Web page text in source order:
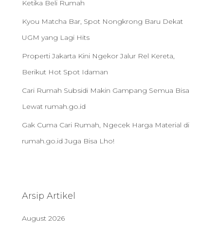
Ketika Beli Rumah
Kyou Matcha Bar, Spot Nongkrong Baru Dekat
UGM yang Lagi Hits
Properti Jakarta Kini Ngekor Jalur Rel Kereta,
Berikut Hot Spot Idaman
Cari Rumah Subsidi Makin Gampang Semua Bisa
Lewat rumah.go.id
Gak Cuma Cari Rumah, Ngecek Harga Material di
rumah.go.id Juga Bisa Lho!
Arsip Artikel
August 2026